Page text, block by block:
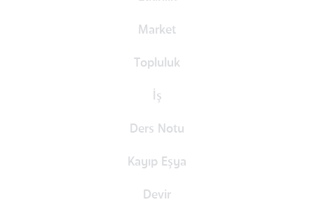
Market
Topluluk
İş
Ders Notu
Kayıp Eşya
Devir